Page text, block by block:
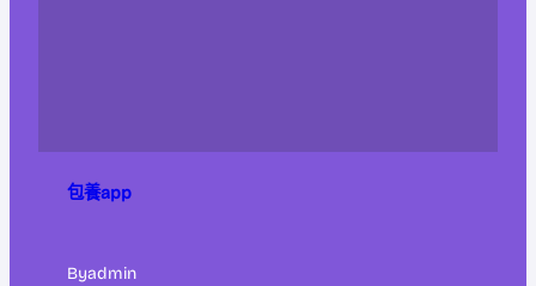
包養app
Byadmin